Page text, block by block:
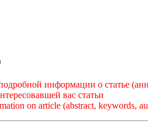
информации о статье
вас статьи
on article (abstract, keywords,